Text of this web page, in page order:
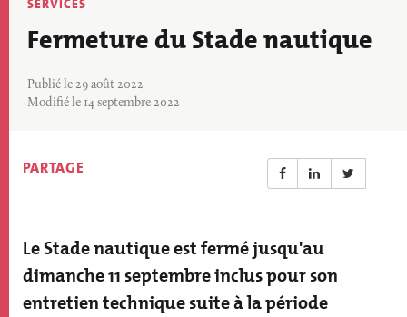
actu
SERVICES
Fermeture du Stade nautique
Publié le 29 août 2022
Modifié le 14 septembre 2022
PARTAGE
Résumé
actualité
Le Stade nautique est fermé jusqu'au
dimanche 11 septembre inclus pour son
entretien technique suite à la période